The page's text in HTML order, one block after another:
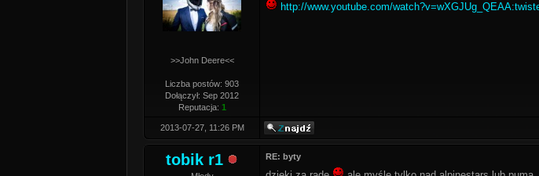
>>John Deere<<
Liczba postów: 903
Dołączył: Sep 2012
Reputacja: 1
http://www.youtube.com/
2013-07-27, 11:26 PM
tobik r1 RE: byty